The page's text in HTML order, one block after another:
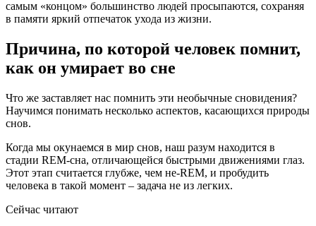
самым «концом» большинство людей просыпаются, сохраняя
в памяти яркий отпечаток ухода из жизни.
Причина, по которой человек помнит,
как он умирает во сне
Что же заставляет нас помнить эти необычные сновидения?
Научимся понимать несколько аспектов, касающихся природы
снов.
Когда мы окунаемся в мир снов, наш разум находится в
стадии REM-сна, отличающейся быстрыми движениями глаз.
Этот этап считается глубже, чем не-REM, и пробудить
человека в такой момент – задача не из легких.
Сейчас читают